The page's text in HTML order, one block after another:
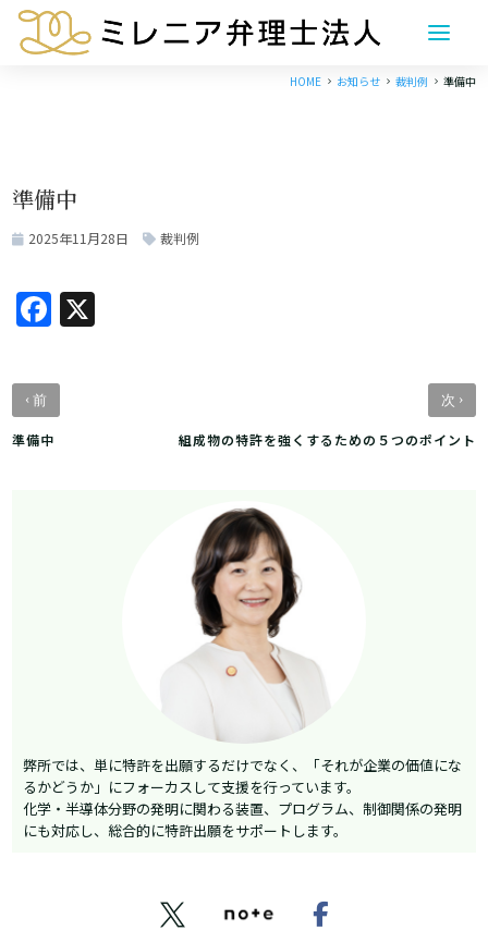
HOME 5 お知らせ 5 裁判例 5 準備中
弊所では、単に特許を出願するだけでなく、「それが企業の価値にな
るかどうか」にフォーカスして支援を行っています。
化学・半導体分野の発明に関わる装置、プログラム、制御関係の発明
にも対応し、総合的に特許出願をサポートします。
 
準備中
2025年11月28日 裁判例
Facebook
‹ 前
準備中
次 ›
組成物の特許を強くするための５つのポイント